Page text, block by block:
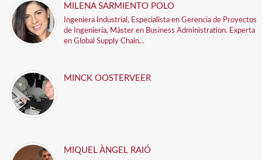
MILENA SARMIENTO POLO
Ingeniera Industrial, Especialista en Gerencia de Proyectos
de Ingeniería, Máster en Business Administration. Experta
en Global Supply Chain...
MINCK OOSTERVEER
MIQUEL ÀNGEL RAIÓ